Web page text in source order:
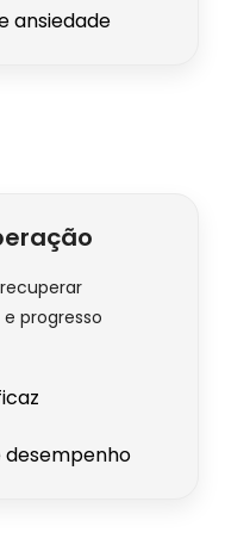
ansiedade
progresso
desempenho